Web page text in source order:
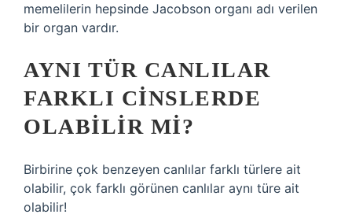
memelilerin hepsinde Jacobson organı adı verilen
bir organ vardır.
AYNI TÜR CANLILAR
FARKLI CINSLERDE
OLABILIR MI?
Birbirine çok benzeyen canlılar farklı türlere ait
olabilir, çok farklı görünen canlılar aynı türe ait
olabilir!